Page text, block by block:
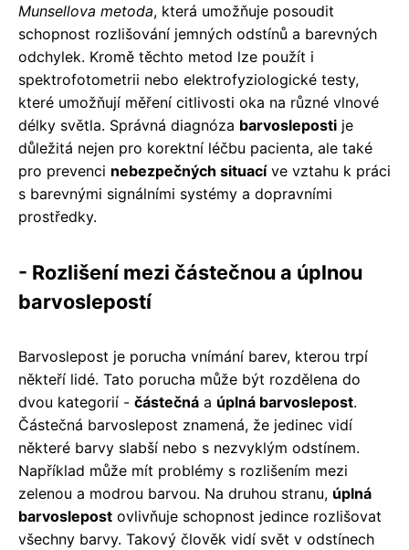
Munsellova metoda, která umožňuje posoudit
schopnost rozlišování jemných odstínů a barevných
odchylek. Kromě těchto metod lze použít i
spektrofotometrii nebo elektrofyziologické testy,
které umožňují měření citlivosti oka na různé vlnové
délky světla. Správná diagnóza barvosleposti je
důležitá nejen pro korektní léčbu pacienta, ale také
pro prevenci nebezpečných situacíve vztahu k práci
s barevnými signálními systémy a dopravními
prostředky.
- Rozlišení mezi částečnou a úplnou
barvoslepostí
Barvoslepost je porucha vnímání barev, kterou trpí
někteří lidé. Tato porucha může být rozdělena do
dvou kategorií - částečná a úplná barvoslepost.
Částečná barvoslepost znamená, že jedinec vidí
některé barvy slabší nebo s nezvyklým odstínem.
Například může mít problémy s rozlišením mezi
zelenou a modrou barvou. Na druhou stranu, úplná
barvoslepost ovlivňuje schopnost jedince rozlišovat
všechny barvy. Takový člověk vidí svět v odstínech